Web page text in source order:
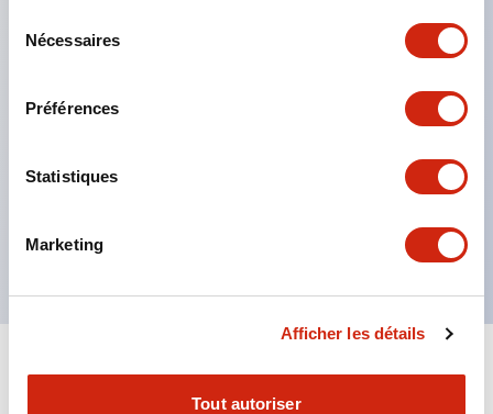
Nécessaires
Préférences
Statistiques
Marketing
Afficher les détails
Tout autoriser
poussoirs peuvent être combinées dans presque
Construction à lentilles multi-couches permettant
Boutons-poussoirs momentanés
ou interrupteurs à clé